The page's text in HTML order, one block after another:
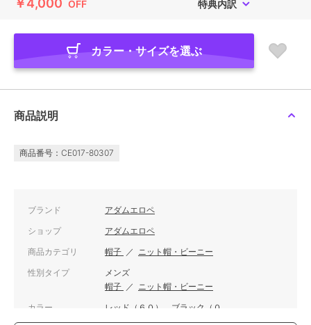
￥4,000 OFF 特典内訳
カラー・サイズを選ぶ
商品説明
商品番号：CE017-80307
ブランド アダムエロペ
ショップ アダムエロペ
商品カテゴリ 帽子 ／ ニット帽・ビーニー
性別タイプ
メンズ
帽子 ／ ニット帽・ビーニー
カラー
レッド（６０）、ブラック（０
１）、ブルー系（４５）